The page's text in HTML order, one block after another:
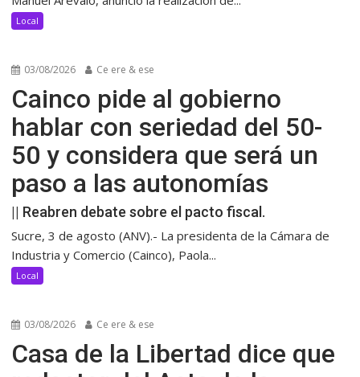
Local
03/08/2026 Ce ere & ese
Cainco pide al gobierno
hablar con seriedad del 50-
50 y considera que será un
paso a las autonomías
|| Reabren debate sobre el pacto fiscal.
Sucre, 3 de agosto (ANV).- La presidenta de la Cámara de
Industria y Comercio (Cainco), Paola...
Local
03/08/2026 Ce ere & ese
Casa de la Libertad dice que